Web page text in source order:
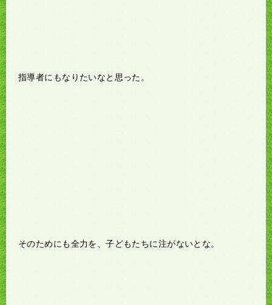
指導者にもなりたいなと思った。
そのためにも全力を、子どもたちに注がないとな。